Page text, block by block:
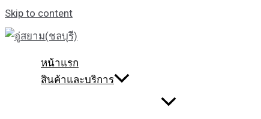
Skip to content
หน้าแรก
สินค้าและบริการ